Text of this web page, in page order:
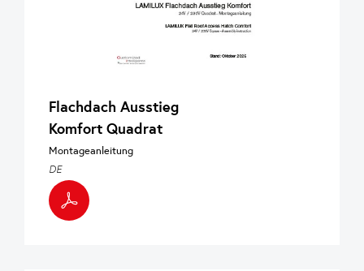
Flachdach Ausstieg
Komfort Quadrat
Montageanleitung
DE